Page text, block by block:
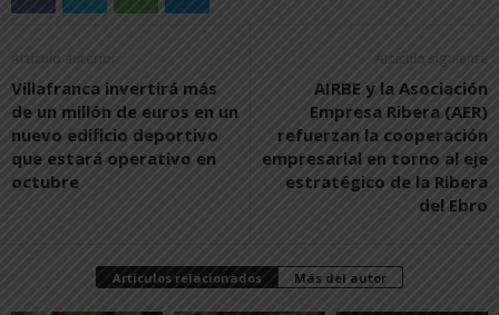
Artículo anterior
Villafranca invertirá más
de un millón de euros en un
nuevo edificio deportivo
que estará operativo en
octubre
Artículo siguiente
AIRBE y la Asociación
Empresa Ribera (AER)
refuerzan la cooperación
empresarial en torno al eje
estratégico de la Ribera
del Ebro
Artículos relacionados Más del autor